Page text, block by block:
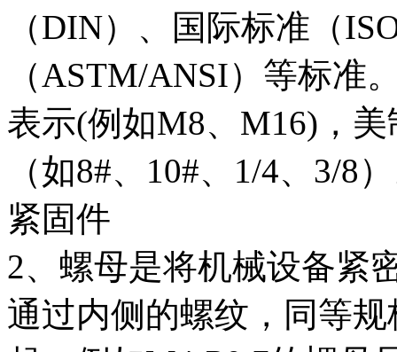
（DIN）、国际标准（
（ASTM/ANSI）等标准
表示(例如M8、M16)，
（如8#、10#、1/4、3/8
紧固件
2、螺母是将机械设备紧
通过内侧的螺纹，同等